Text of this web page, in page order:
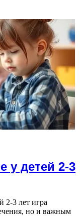
у детей 2-3
2-3 лет игра
но и важным